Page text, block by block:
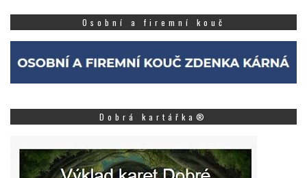
Osobní a firemní kouč
Dobrá kartářka®